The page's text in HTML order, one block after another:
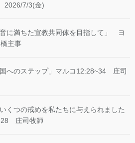
2026/7/3(金)
に満ちた宣教共同体を目指して」 ヨ
主事
へのステップ」マルコ12:28~34 庄司
くつの戒めを私たちに与えられました
庄司牧師